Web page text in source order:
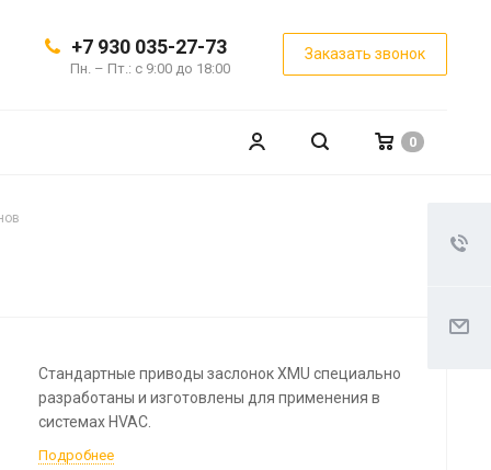
+7 930 035-27-73
Пн. – Пт.: с 9:00 до 18:00
Заказать звонок
0
Стандартные приводы заслонок XMU специально
разработаны и изготовлены для применения в
системах HVAC.
Подробнее